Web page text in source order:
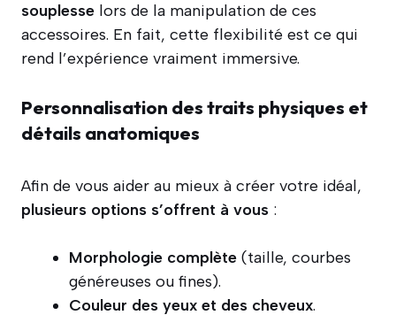
souplesse lors de la manipulation de ces
accessoires. En fait, cette flexibilité est ce qui
rend l’expérience vraiment immersive.
Personnalisation des traits physiques et
détails anatomiques
Afin de vous aider au mieux à créer votre idéal,
plusieurs options s’offrent à vous :
Morphologie complète (taille, courbes
généreuses ou fines).
Couleur des yeux et des cheveux.